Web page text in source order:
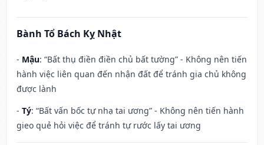
Bành Tổ Bách Kỵ Nhật
- Mậu: “Bất thụ điền điền chủ bất tường” - Không nên tiến
hành việc liên quan đến nhận đất để tránh gia chủ không
được lành
- Tý: “Bất vấn bốc tự nhạ tai ương” - Không nên tiến hành
gieo quẻ hỏi việc để tránh tự rước lấy tai ương